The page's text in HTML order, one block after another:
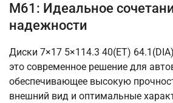
M61: Идеальное
надежности
Диски 7×17 5×114.3 40(ET)
это современное решение для
обеспечивающее высокую
внешний вид и оптимальные